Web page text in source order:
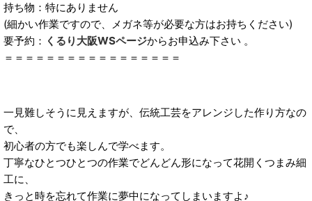
持ち物：特にありません
(細かい作業ですので、メガネ等が必要な方はお持ちください)
要予約： くるり大阪WSページからお申込み下さい 。
＝＝＝＝＝＝＝＝＝＝＝＝＝＝＝＝＝
一見難しそうに見えますが、伝統工芸をアレンジした作り方なの
で、
初心者の方でも楽しんで学べます。
丁寧なひとつひとつの作業でどんどん形になって花開くつまみ細
工に、
きっと時を忘れて作業に夢中になってしまいますよ♪